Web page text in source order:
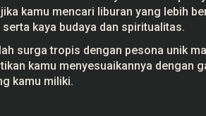
kamu mencari liburan yang lebih
kaya budaya dan spiritualitas.
surga tropis dengan pesona unik
kamu menyesuaikannya dengan
kamu miliki.